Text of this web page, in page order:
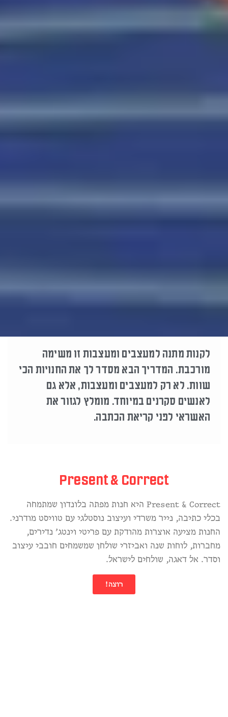
לקנות מתנה למעצבים ומעצבות זו משימה
מורכבת. המדריך הבא מסדר לך את החנויות הכי
שוות. לא רק למעצבים ומעצבות, אלא גם
לאנשים סקרנים במיוחד. מומלץ לגזור את
האשראי לפני קריאת הכתבה.
Present & Correct
Present & Correct היא חנות מפתה בלונדון שמתמחה
בכלי כתיבה, נייר משרדי ועיצוב נוסטלגי עם טוויסט מודרני.
החנות מציעה אוצרות מהודקת עם פריטי וינטג’ נדירים,
מחברות, לוחות שנה ואביזרי שולחן שמשמחים חובבי עיצוב
וסדר. אל דאגה, שולחים לישראל.
רוצה!